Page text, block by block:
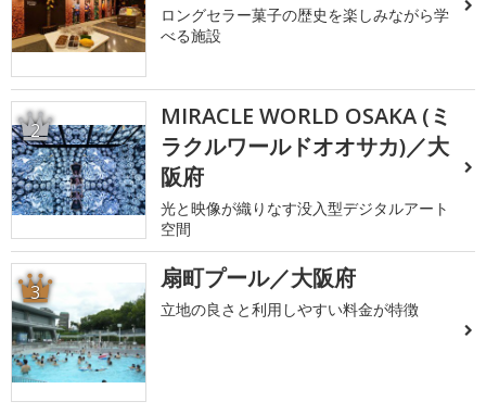
ロングセラー菓子の歴史を楽しみながら学
べる施設
2
MIRACLE WORLD OSAKA (ミ
ラクルワールドオオサカ)／大
阪府
光と映像が織りなす没入型デジタルアート
空間
3 扇町プール／大阪府
立地の良さと利用しやすい料金が特徴